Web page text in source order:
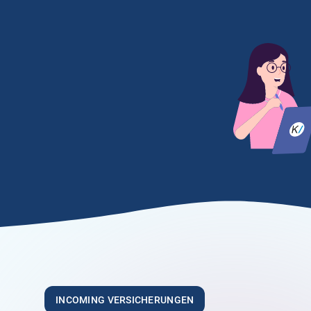
sehr freundliche und kompetente Art“
„Sehr hilfsbereite Mitarbeiter die ihren Job
verstehen. Ich bin sehr zufrieden!“
INCOMING VERSICHERUNGEN